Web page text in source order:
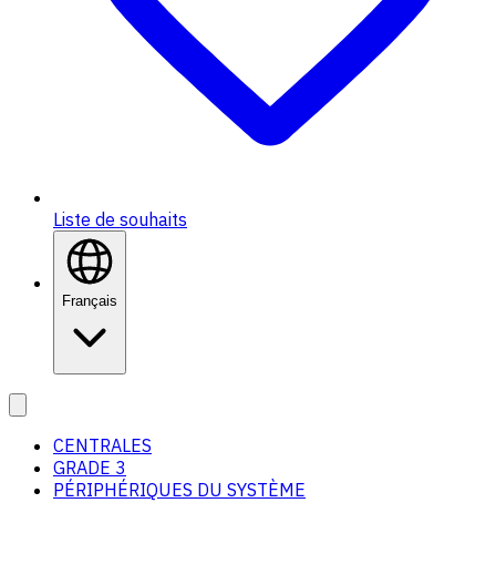
Liste de souhaits
Français
CENTRALES
GRADE 3
PÉRIPHÉRIQUES DU SYSTÈME